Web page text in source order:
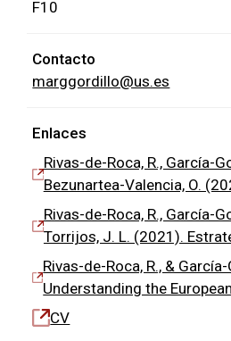
F10
Contacto
marggordillo@us.es
Enlaces
Rivas-de-Roca, R., García-
Bezunartea-Valencia, O.
Rivas-de-Roca, R., García-
Torrijos, J. L. (2021).
Rivas-de-Roca, R., &
Understanding the
CV